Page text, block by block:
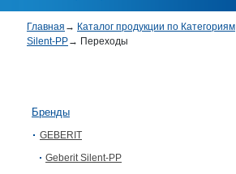
Главная → Каталог продукции по Категориям
Silent-PP→ Переходы
Бренды
GEBERIT
Geberit Silent-PP